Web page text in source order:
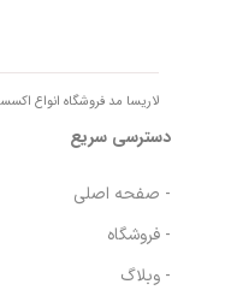
لاریسا مد فروشگاه انواع
دسترسی سریع
- صفحه اصلی
- فروشگاه
- وبلاگ